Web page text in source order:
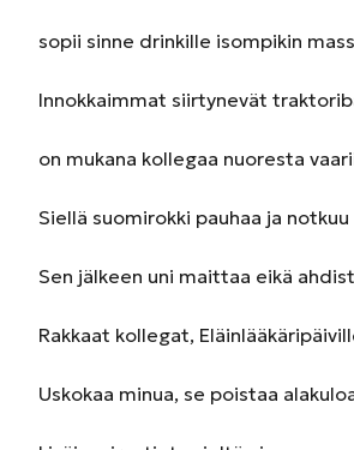
sopii sinne drinkille isompikin
Innokkaimmat siirtynevät
on mukana kollegaa nuoresta
Siellä suomirokki pauhaa ja notkuu
Sen jälkeen uni maittaa eikä
Rakkaat kollegat,
Uskokaa minua, se poistaa